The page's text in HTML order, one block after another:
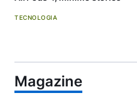
TECNOLOGIA
Magazine